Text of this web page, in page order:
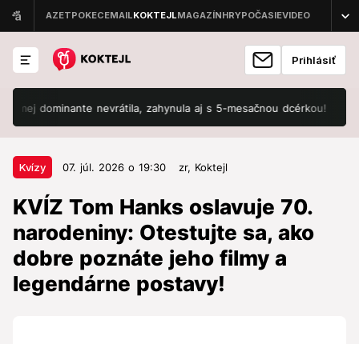
Prihlásiť
dominante nevrátila, zahynula aj s 5-mesačnou dcérkou!
Kvízy 07. júl. 2026 o 19:30 zr, Koktejl
KVÍZ Tom Hanks oslavuje 70.
narodeniny: Otestujte sa, ako
dobre poznáte jeho filmy a
legendárne postavy!
Kvízy 07. júl. 2026 o 19:30
KVÍZ Tom Hanks oslavuje 70.
narodeniny: Otestujte sa, ako
dobre poznáte jeho filmy a
legendárne postavy!